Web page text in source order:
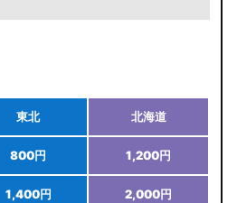
東北 北海道
800円 1,200円
1,400円 2,000円